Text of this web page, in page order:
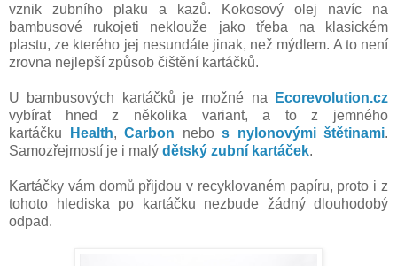
vznik zubního plaku a kazů. Kokosový olej navíc na
bambusové rukojeti neklouže jako třeba na klasickém
plastu, ze kterého jej nesundáte jinak, než mýdlem. A to není
zrovna nejlepší způsob čištění kartáčků.
U bambusových kartáčků je možné na
Ecorevolution.cz
vybírat hned z několika variant, a to z jemného
kartáčku
Health, Carbon nebo s nylonovými štětinami.
Samozřejmostí je i malý dětský zubní kartáček.
Kartáčky vám domů přijdou v recyklovaném papíru, proto i z
tohoto hlediska po kartáčku nezbude žádný dlouhodobý
odpad.